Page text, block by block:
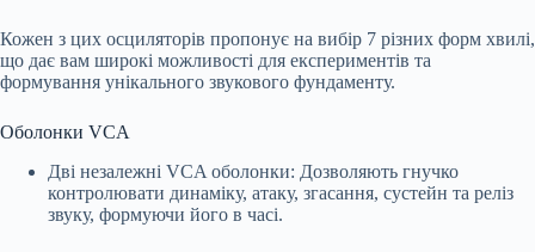
Кожен з цих осциляторів пропонує на вибір 7 різних форм хвилі,
що дає вам широкі можливості для експериментів та
формування унікального звукового фундаменту.
Оболонки VCA
Дві незалежні VCA оболонки: Дозволяють гнучко
контролювати динаміку, атаку, згасання, сустейн та реліз
звуку, формуючи його в часі.